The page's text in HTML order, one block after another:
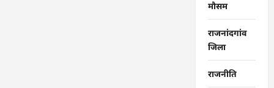
मौसम
राजनांदगांव
जिला
राजनीति